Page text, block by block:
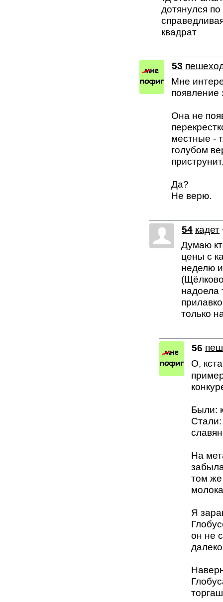
дотянулся
квадрат
53
Мне
появление
Она не
местные -
голубом
Да?
Не верю.
54 кадет
Думаю
цены с
неделю
надоела
только
56
О,
Были:
Стали:
На
том
Я
он не